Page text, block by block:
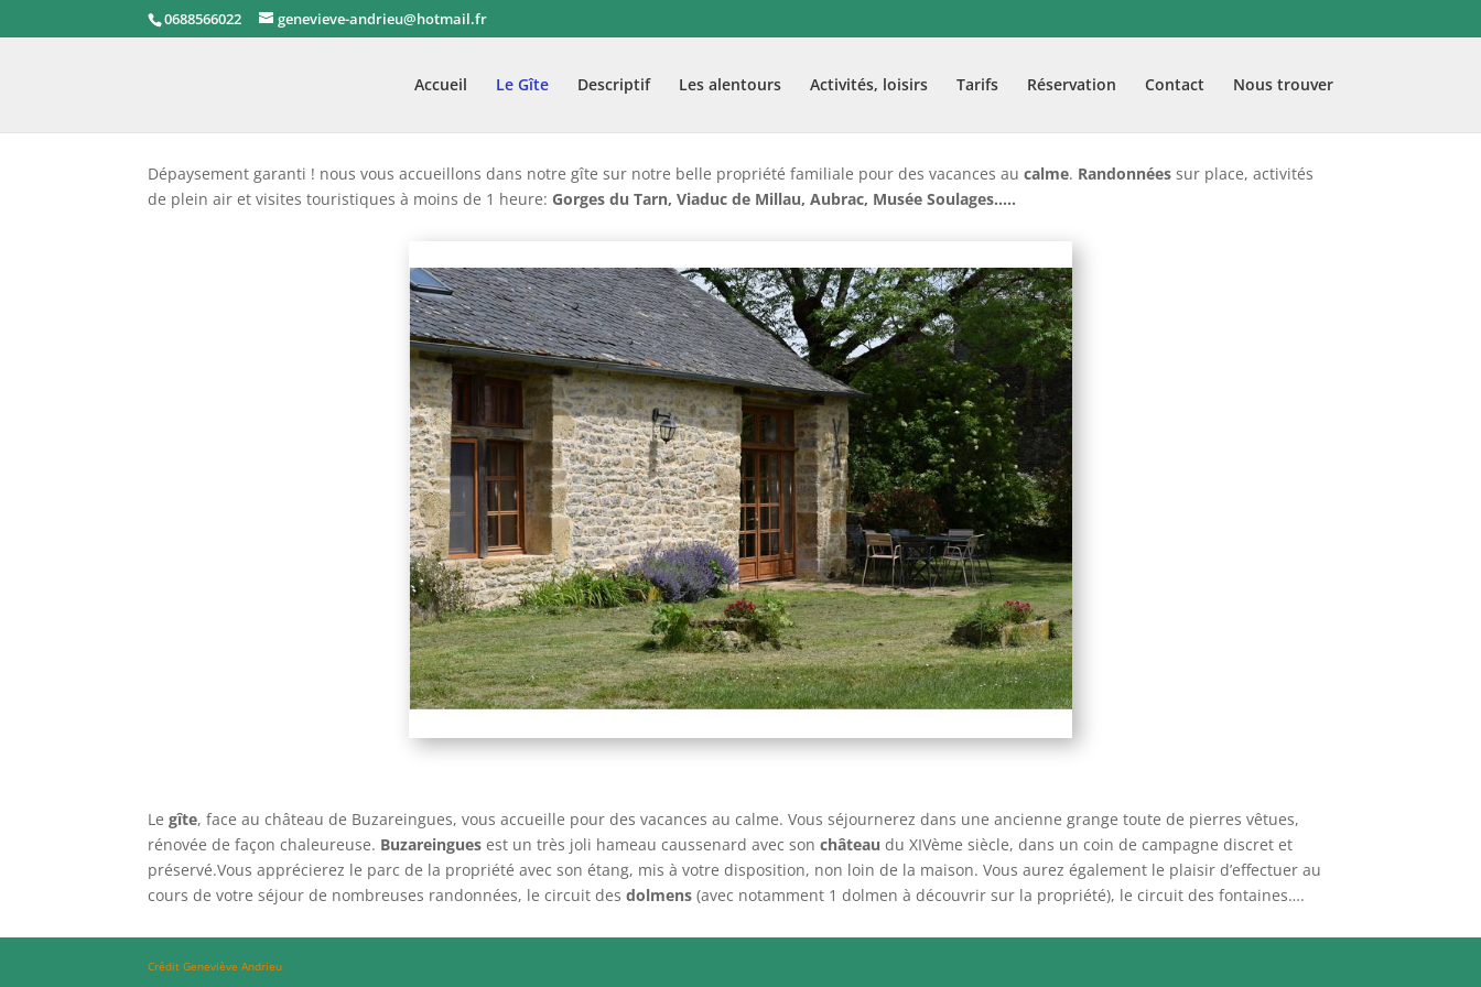
0688566022 genevieve-andrieu@hotmail.fr
Accueil Le Gîte Descriptif Les alentours Activités, loisirs Tarifs Réservation Contact Nous trouver
Dépaysement garanti ! nous vous accueillons dans notre gîte sur notre belle propriété familiale pour des vacances aucalme. Randonnées sur place, activités
de plein air et visites touristiques à moins de 1 heure: Gorges du Tarn, Viaduc de Millau, Aubrac, Musée Soulages…..
Legîte, face au château de Buzareingues, vous accueille pour des vacances au calme. Vous séjournerez dans une ancienne grange toute de pierres vêtues,
rénovée de façon chaleureuse. Buzareingues est un très joli hameau caussenard avec sonchâteau du XIVème siècle, dans un coin de campagne discret et
préservé.Vous apprécierez le parc de la propriété avec son étang, mis à votre disposition, non loin de la maison. Vous aurez également le plaisir d’effectuer au
cours de votre séjour de nombreuses randonnées, le circuit desdolmens (avec notamment 1 dolmen à découvrir sur la propriété), le circuit des fontaines….
Crédit Geneviève Andrieu